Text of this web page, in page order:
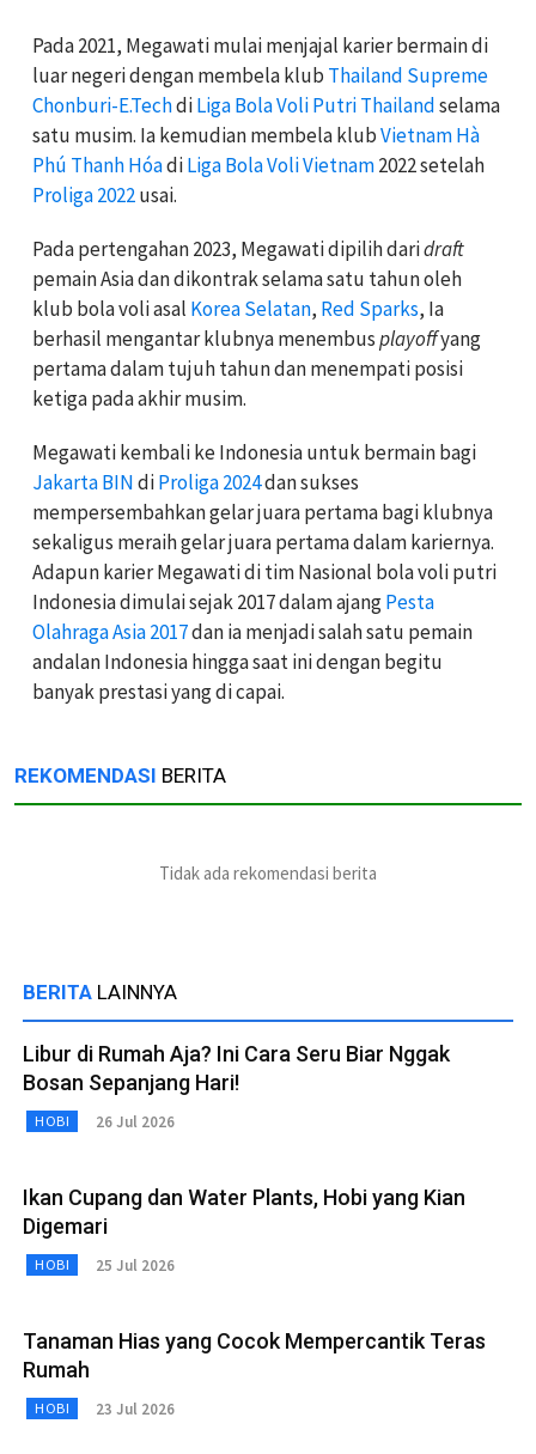
Pada 2021, Megawati mulai menjajal karier bermain di
luar negeri dengan membela klub Thailand Supreme
Chonburi-E.TechdiLiga Bola Voli Putri Thailandselama
satu musim. Ia kemudian membela klubVietnamHà
Phú Thanh HóadiLiga Bola Voli Vietnam2022 setelah
Proliga 2022usai.
Pada pertengahan 2023, Megawati dipilih daridraft
pemain Asia dan dikontrak selama satu tahun oleh
klub bola voli asal Korea Selatan, Red Sparks, Ia
berhasil mengantar klubnya menembusplayoffyang
pertama dalam tujuh tahun dan menempati posisi
ketiga pada akhir musim.
Megawati kembali ke Indonesia untuk bermain bagi
Jakarta BINdiProliga 2024dan sukses
mempersembahkan gelar juara pertama bagi klubnya
sekaligus meraih gelar juara pertama dalam kariernya.
Adapun karier Megawati di tim Nasional bola voli putri
Indonesia dimulai sejak 2017 dalam ajangPesta
Olahraga Asia 2017dan ia menjadi salah satu pemain
andalan Indonesia hingga saat ini dengan begitu
banyak prestasi yang di capai.
REKOMENDASI BERITA
Tidak ada rekomendasi berita
BERITA LAINNYA
Libur di Rumah Aja? Ini Cara Seru Biar Nggak
Bosan Sepanjang Hari!
HOBI 26 Jul 2026
Ikan Cupang dan Water Plants, Hobi yang Kian
Digemari
HOBI 25 Jul 2026
Tanaman Hias yang Cocok Mempercantik Teras
Rumah
HOBI 23 Jul 2026